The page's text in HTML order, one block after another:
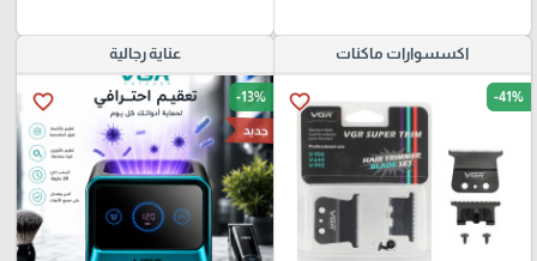
اكسسوارات ماكنات
favorite_border -41%
عناية رجالية
favorite_border -13%
جديد